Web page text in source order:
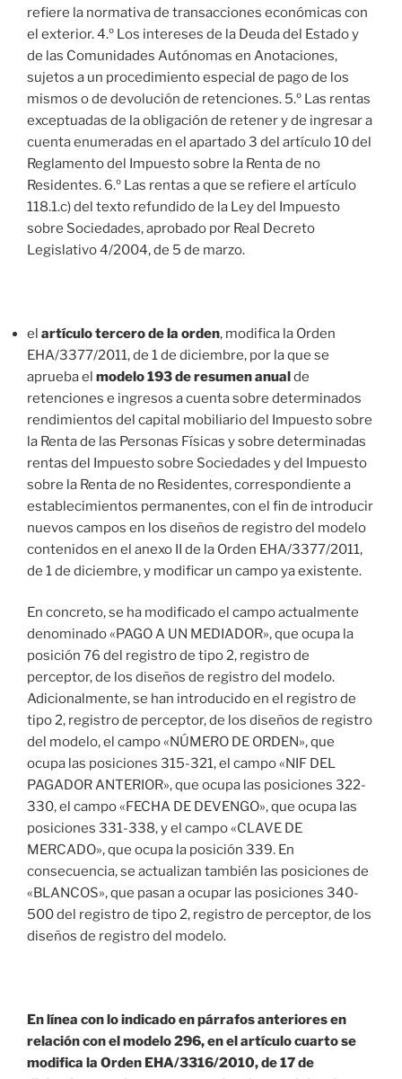
refiere la normativa de transacciones económicas con
el exterior. 4.º Los intereses de la Deuda del Estado y
de las Comunidades Autónomas en Anotaciones,
sujetos a un procedimiento especial de pago de los
mismos o de devolución de retenciones. 5.º Las rentas
exceptuadas de la obligación de retener y de ingresar a
cuenta enumeradas en el apartado 3 del artículo 10 del
Reglamento del Impuesto sobre la Renta de no
Residentes. 6.º Las rentas a que se refiere el artículo
118.1.c) del texto refundido de la Ley del Impuesto
sobre Sociedades, aprobado por Real Decreto
Legislativo 4/2004, de 5 de marzo.
el artículo tercero de la orden, modifica la Orden
EHA/3377/2011, de 1 de diciembre, por la que se
aprueba el modelo 193 de resumen anualde
retenciones e ingresos a cuenta sobre determinados
rendimientos del capital mobiliario del Impuesto sobre
la Renta de las Personas Físicas y sobre determinadas
rentas del Impuesto sobre Sociedades y del Impuesto
sobre la Renta de no Residentes, correspondiente a
establecimientos permanentes, con el fin de introducir
nuevos campos en los diseños de registro del modelo
contenidos en el anexo II de la Orden EHA/3377/2011,
de 1 de diciembre, y modificar un campo ya existente.
En concreto, se ha modificado el campo actualmente
denominado «PAGO A UN MEDIADOR», que ocupa la
posición 76 del registro de tipo 2, registro de
perceptor, de los diseños de registro del modelo.
Adicionalmente, se han introducido en el registro de
tipo 2, registro de perceptor, de los diseños de registro
del modelo, el campo «NÚMERO DE ORDEN», que
ocupa las posiciones 315-321, el campo «NIF DEL
PAGADOR ANTERIOR», que ocupa las posiciones 322-
330, el campo «FECHA DE DEVENGO», que ocupa las
posiciones 331-338, y el campo «CLAVE DE
MERCADO», que ocupa la posición 339. En
consecuencia, se actualizan también las posiciones de
«BLANCOS», que pasan a ocupar las posiciones 340-
500 del registro de tipo 2, registro de perceptor, de los
diseños de registro del modelo.
En línea con lo indicado en párrafos anteriores en
relación con el modelo 296, en el artículo cuarto se
modifica la Orden EHA/3316/2010, de 17 de